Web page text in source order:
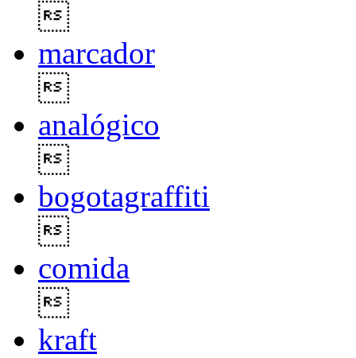
marcador
analógico
bogotagraffiti
comida
kraft